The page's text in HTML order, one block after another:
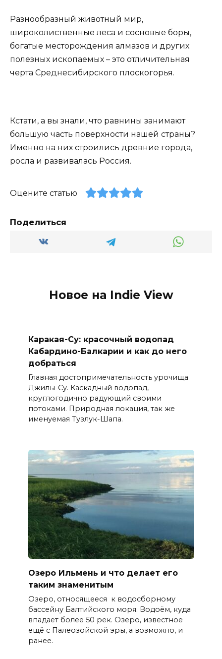
Разнообразный животный мир,
широколиственные леса и сосновые боры,
богатые месторождения алмазов и других
полезных ископаемых – это отличительная
черта Среднесибирского плоскогорья.
Кстати, а вы знали, что равнины занимают
большую часть поверхности нашей страны?
Именно на них строились древние города,
росла и развивалась Россия.
Оцените статью
Поделиться
Новое на Indie View
Каракая-Су: красочный водопад
Кабардино-Балкарии и как до него
добраться
Главная достопримечательность урочища
Джилы-Су. Каскадный водопад,
круглогодично радующий своими
потоками. Природная локация, так же
именуемая Тузлук-Шапа.
Озеро Ильмень и что делает его
таким знаменитым
Озеро, относящееся к водосборному
бассейну Балтийского моря. Водоём, куда
впадает более 50 рек. Озеро, известное
ещё с Палеозойской эры, а возможно, и
ранее.